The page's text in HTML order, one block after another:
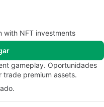
with NFT investments
gameplay. Oportunidades
trade premium assets.